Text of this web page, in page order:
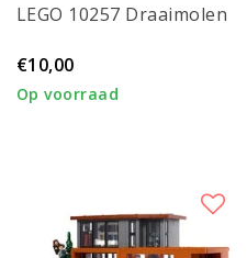
LEGO 10257 Draaimolen
€10,00
Op voorraad